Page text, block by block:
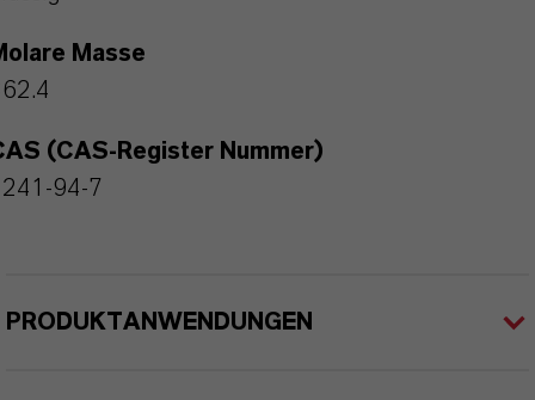
Masse
(CAS-Register Nummer)
94-7
PRODUKTANWENDUNGEN